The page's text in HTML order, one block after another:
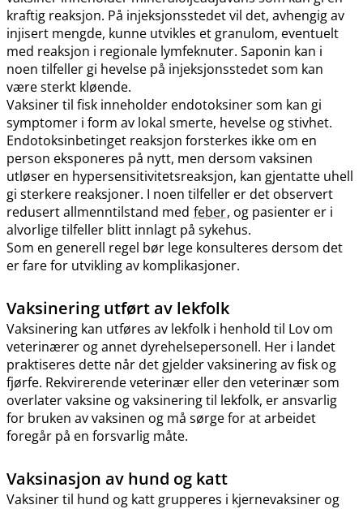
kraftig reaksjon. På injeksjonsstedet vil det, avhengig av
injisert mengde, kunne utvikles et granulom, eventuelt
med reaksjon i regionale lymfeknuter. Saponin kan i
noen tilfeller gi hevelse på injeksjonsstedet som kan
være sterkt kløende.
Vaksiner til fisk inneholder endotoksiner som kan gi
symptomer i form av lokal smerte, hevelse og stivhet.
Endotoksinbetinget reaksjon forsterkes ikke om en
person eksponeres på nytt, men dersom vaksinen
utløser en hypersensitivitetsreaksjon, kan gjentatte uhell
gi sterkere reaksjoner. I noen tilfeller er det observert
redusert allmenntilstand med feber, og pasienter er i
alvorlige tilfeller blitt innlagt på sykehus.
Som en generell regel bør lege konsulteres dersom det
er fare for utvikling av komplikasjoner.
Vaksinering utført av lekfolk
Vaksinering kan utføres av lekfolk i henhold til Lov om
veterinærer og annet dyrehelsepersonell. Her i landet
praktiseres dette når det gjelder vaksinering av fisk og
fjørfe. Rekvirerende veterinær eller den veterinær som
overlater vaksine og vaksinering til lekfolk, er ansvarlig
for bruken av vaksinen og må sørge for at arbeidet
foregår på en forsvarlig måte.
Vaksinasjon av hund og katt
Vaksiner til hund og katt grupperes i kjernevaksiner og